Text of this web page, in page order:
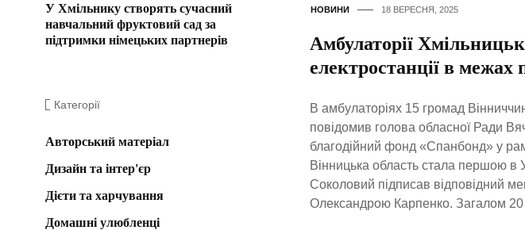
НОВИНИ 18 ВЕРЕСНЯ, 2025
Амбулаторії
електростанції в межах
В амбулаторіях 15 громад
повідомив голова обласної Ради
благодійний фонд «Спанбонд» у
Вінницька область стала першою в
Соколовий підписав відповідний
Олександрою Карпенко. Загалом
У Хмільнику створять сучасний
навчальний фруктовий сад за
підтримки німецьких партнерів
Категорії
Авторський матеріал
Дизайн та інтер'єр
Дієти та харчування
Домашні улюбленці